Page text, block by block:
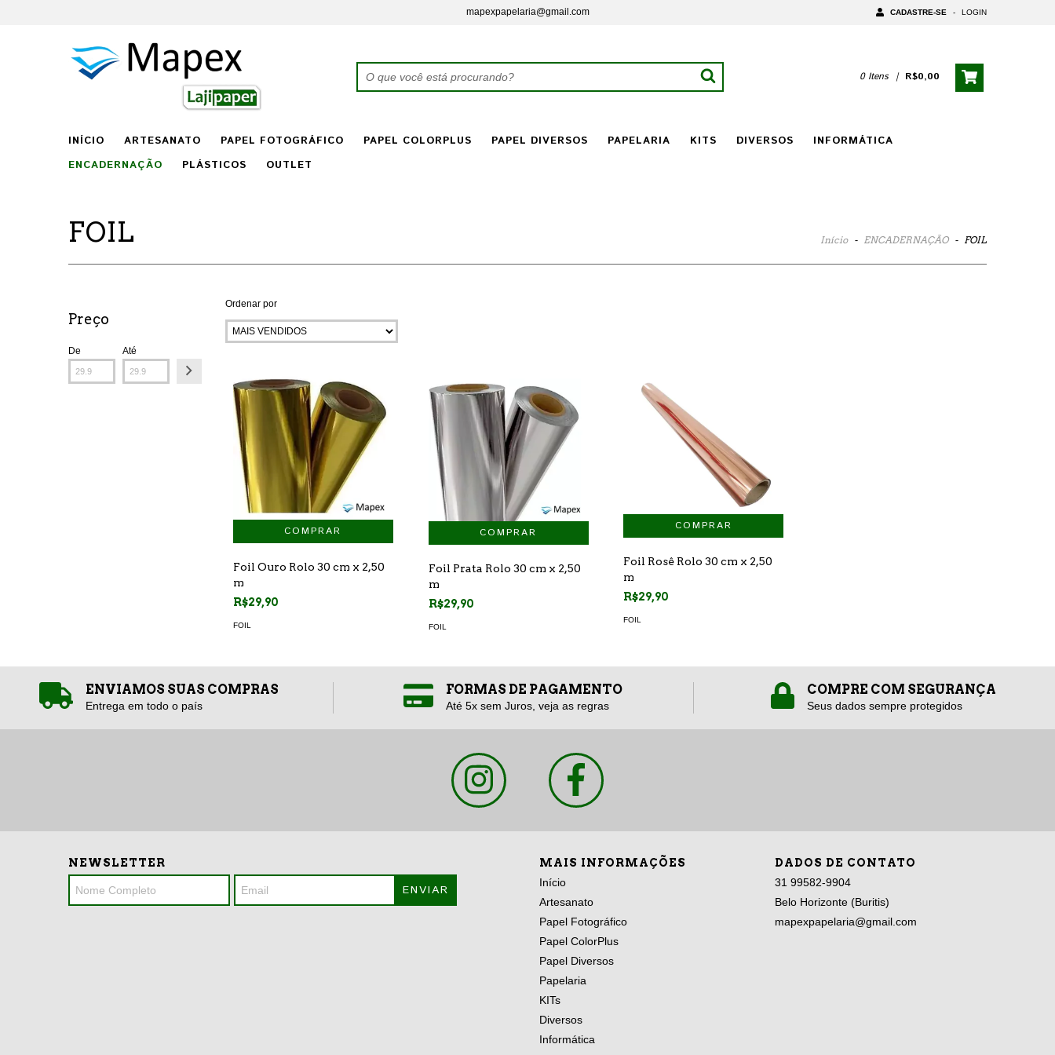
mapexpapelaria@gmail.com CADASTRE-SE - LOGIN
0 Itens | R$0,00
INÍCIO ARTESANATO PAPEL FOTOGRÁFICO PAPEL COLORPLUS PAPEL DIVERSOS PAPELARIA KITS DIVERSOS
INFORMÁTICA
ENCADERNAÇÃO
PLÁSTICOS OUTLET
FOIL Início - ENCADERNAÇÃO - FOIL
Preço
De Até
Ordenar por
Foil Ouro Rolo 30 cm x 2,50
m
R$29,90
FOIL
Foil Prata Rolo 30 cm x 2,50
m
R$29,90
FOIL
Foil Rosê Rolo 30 cm x 2,50
m
R$29,90
FOIL
ENVIAMOS SUAS COMPRAS
Entrega em todo o país
FORMAS DE PAGAMENTO
Até 5x sem Juros, veja as regras
COMPRE COM SEGURANÇA
Seus dados sempre protegidos
NEWSLETTER
MAIS INFORMAÇÕES
Início
Artesanato
Papel Fotográfico
Papel ColorPlus
Papel Diversos
Papelaria
KITs
Diversos
Informática
DADOS DE CONTATO
31 99582-9904
Belo Horizonte (Buritis)
mapexpapelaria@gmail.com